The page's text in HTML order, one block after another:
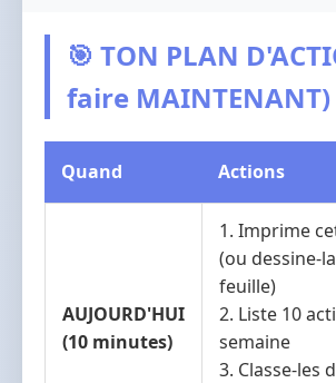
🎯 TON PLAN
faire MAINTENANT)
Quand Actions
AUJOURD'HUI
(10 minutes)
1. Imprime
(ou dessine-
feuille)
2. Liste 10
semaine
3. Classe-les